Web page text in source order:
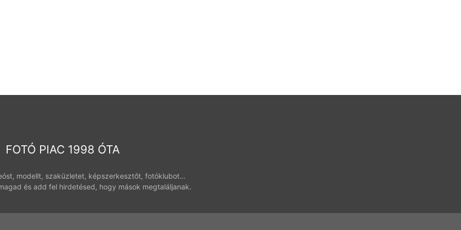
FOTÓ PIAC 1998 ÓTA
modellt, szaküzletet, képszerkesztőt, fotóklubot…
és add fel hirdetésed, hogy mások megtaláljanak.